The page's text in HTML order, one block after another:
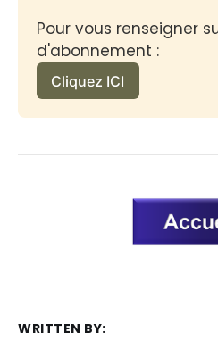
Pour vous renseigner
d'abonnement :
Cliquez ICI
WRITTEN BY: